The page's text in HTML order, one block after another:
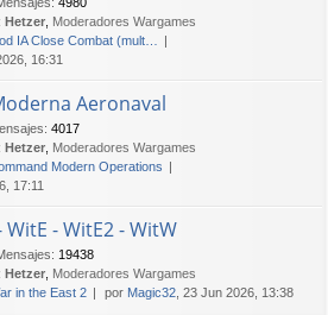
Hetzer Moderadores Wargames
IA Close Combat (mult…
16:31
Aeronaval
: 4017
Hetzer Moderadores Wargames
Modern Operations
17:11
WitE - WitE2 - WitW
: 19438
Hetzer Moderadores Wargames
in the East 2 por Magic32 , 23 Jun 2026, 13:38